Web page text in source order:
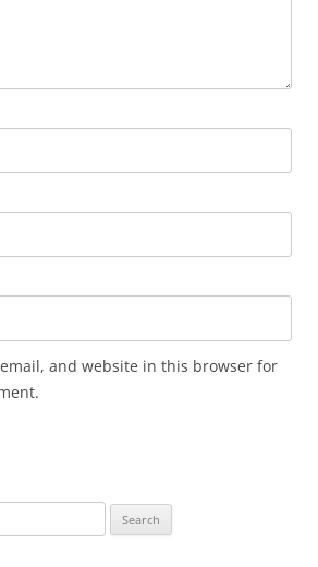
and website in this browser for